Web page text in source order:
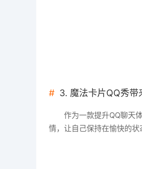
3. 魔法卡片QQ秀带
作为一款提升QQ聊天
情，让自己保持在愉快的状